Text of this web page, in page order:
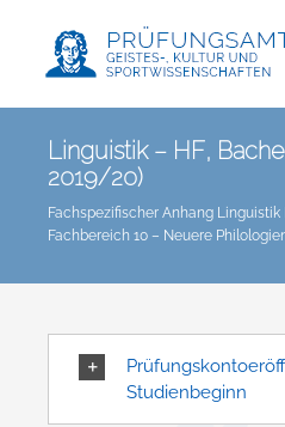
springen
Linguistik – HF,
2019/20)
Fachspezifischer Anhang
Fachbereich 10 – Neuere
Studienbeginn